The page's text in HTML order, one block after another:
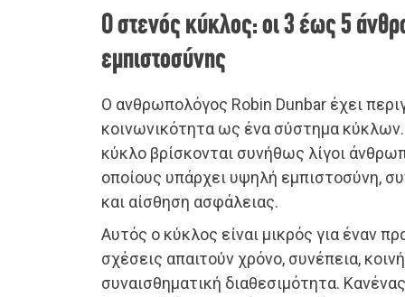
Ο στενός κύκλος: οι 3 έως 5
εμπιστοσύνης
Ο ανθρωπολόγος Robin Dunbar έχει
κοινωνικότητα ως ένα σύστημα
κύκλο βρίσκονται συνήθως λίγοι
οποίους υπάρχει υψηλή εμπιστοσύνη,
και αίσθηση ασφάλειας.
Αυτός ο κύκλος είναι μικρός για έναν
σχέσεις απαιτούν χρόνο, συνέπεια,
συναισθηματική διαθεσιμότητα.